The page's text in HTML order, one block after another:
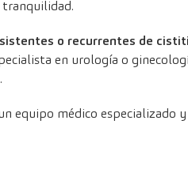
o recurrentes de
en urología o
equipo médico especializado